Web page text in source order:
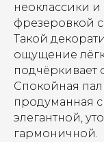
неоклассики
фрезеровкой
Такой
ощущение
подчёркивает
Спокойная
продуманная
элегантной,
гармоничной.